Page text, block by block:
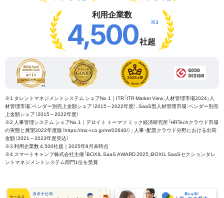
利用企業数
4,500社超
※3
※1 タレントマネジメントシステム シェアNo.1｜ITR「ITR Market View：人材管理市場2024」人
材管理市場：ベンダー別売上金額シェア（2015～2022年度）、SaaS型人材管理市場：ベンダー別売
上金額シェア（2015～2022年度）
※2 人事管理システム シェアNo.1｜デロイト トーマツ ミック経済研究所「HRTechクラウド市場
の実態と展望2022年度版（https://mic-r.co.jp/mr/02640/）」 人事・配置クラウド分野における出荷
金額（2021～2023年度見込）
※3 利用企業数 4,500社超｜2025年9月末時点
※4 スマートキャンプ株式会社主催「BOXIL SaaS AWARD 2025」BOXIL SaaSセクションタレ
ントマネジメントシステム部門1位を受賞